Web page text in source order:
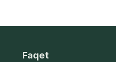
Faqet